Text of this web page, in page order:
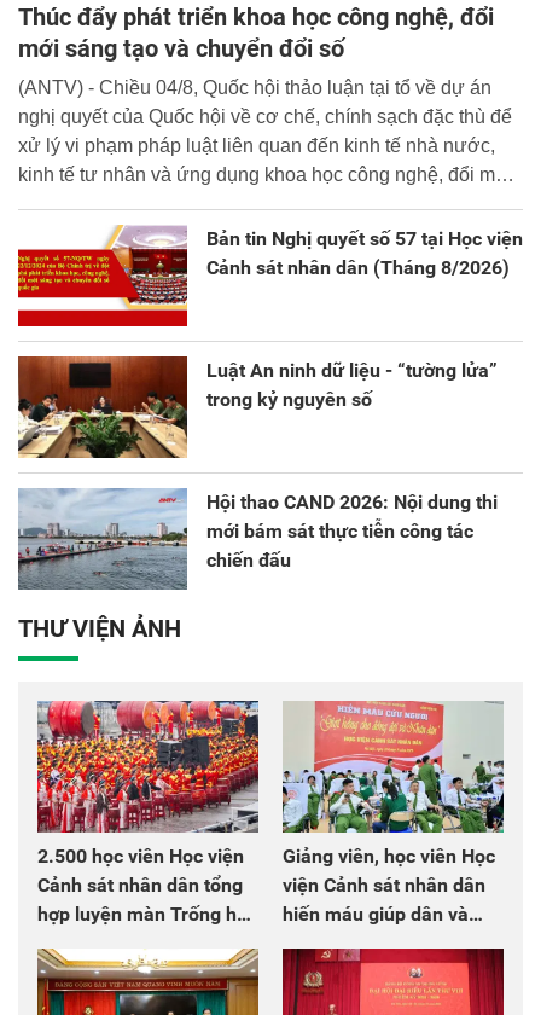
Thúc đẩy phát triển khoa học công nghệ, đổi
mới sáng tạo và chuyển đổi số
(ANTV) - Chiều 04/8, Quốc hội thảo luận tại tổ về dự án
nghị quyết của Quốc hội về cơ chế, chính sạch đặc thù để
xử lý vi phạm pháp luật liên quan đến kinh tế nhà nước,
kinh tế tư nhân và ứng dụng khoa học công nghệ, đổi mới
Bản tin Nghị quyết số 57 tại Học viện
Cảnh sát nhân dân (Tháng 8/2026)
Luật An ninh dữ liệu - “tường lửa”
trong kỷ nguyên số
Hội thao CAND 2026: Nội dung thi
mới bám sát thực tiễn công tác
chiến đấu
THƯ VIỆN ẢNH
2.500 học viên Học viện
Cảnh sát nhân dân tổng
hợp luyện màn Trống hội
chào mừng Đại hội Đảng
Giảng viên, học viên Học
viện Cảnh sát nhân dân
hiến máu giúp dân và
đồng đội